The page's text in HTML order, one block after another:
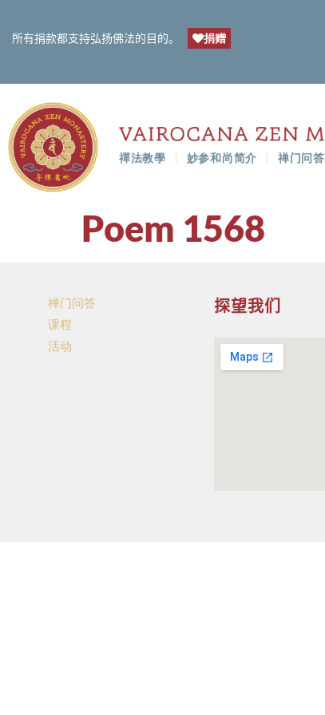
所有捐款都支持弘扬佛法的目的。 捐赠
禪法教學 妙参和尚简介 禅门问答
Poem 1568
禅门问答
课程
活动
探望我们